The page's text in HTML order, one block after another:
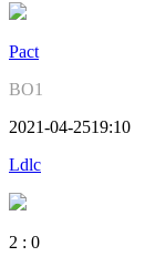
Pact
BO1
2021-04-2519:10
Ldlc
2 : 0